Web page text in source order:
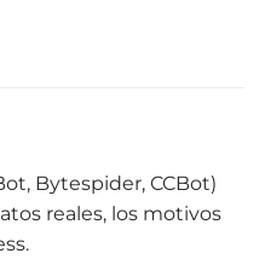
Bytespider, CCBot)
reales, los motivos